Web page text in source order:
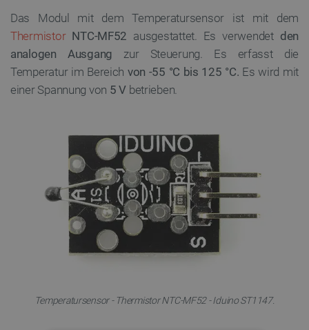
Das Modul mit dem Temperatursensor ist mit dem
Thermistor NTC-MF52 ausgestattet. Es verwendet den
analogen Ausgang zur Steuerung. Es erfasst die
Temperatur im Bereich von -55 °C bis 125 °C. Es wird mit
einer Spannung von 5 V betrieben.
Temperatursensor - Thermistor NTC-MF52 - Iduino ST1147.